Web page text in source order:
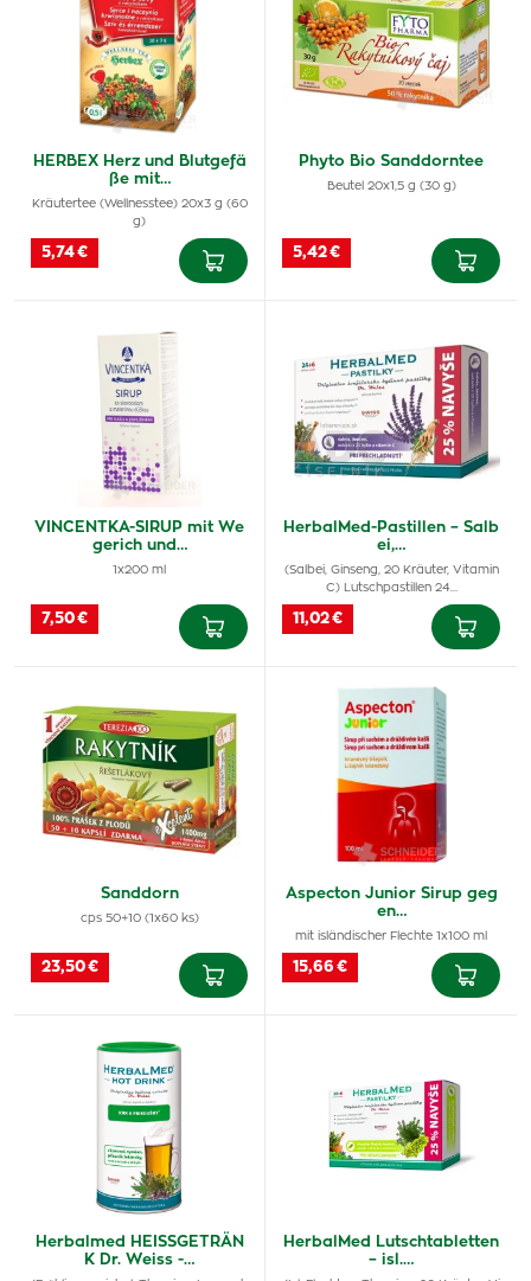
HERBEX Herz und Blutgefä
ße mit…
Kräutertee (Wellnesstee) 20x3 g (60
g)
5,74 €
Phyto Bio Sanddorntee
Beutel 20x1,5 g (30 g)
5,42 €
VINCENTKA-SIRUP mit We
gerich und…
1x200 ml
7,50 €
HerbalMed-Pastillen – Salb
ei,…
(Salbei, Ginseng, 20 Kräuter, Vitamin
C) Lutschpastillen 24…
11,02 €
Sanddorn
cps 50+10 (1x60 ks)
23,50 €
Aspecton Junior Sirup geg
en…
mit isländischer Flechte 1x100 ml
15,66 €
Herbalmed HEISSGETRÄN
K Dr. Weiss -…
HerbalMed Lutschtabletten
– isl.…